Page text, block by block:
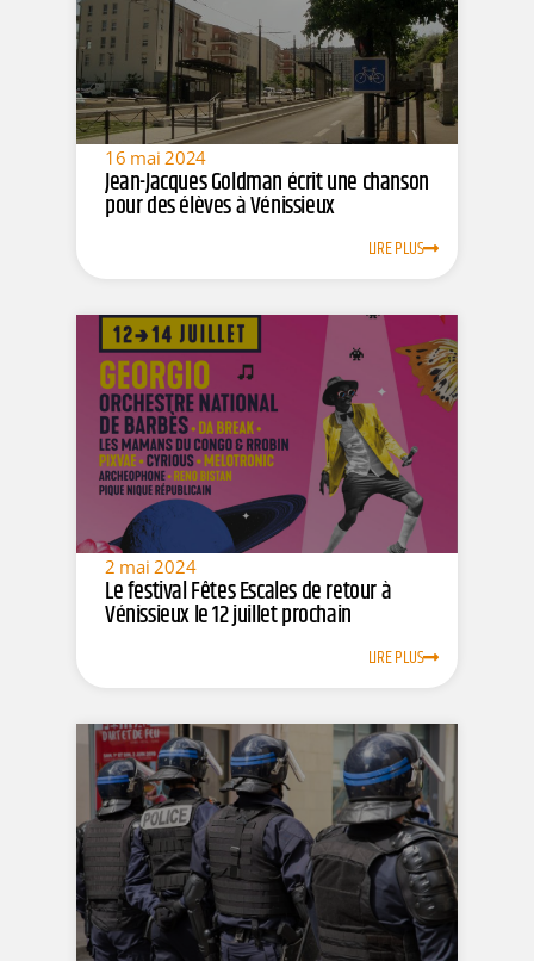
16 mai 2024
Jean-Jacques Goldman écrit une chanson
pour des élèves à Vénissieux
LIRE PLUS
2 mai 2024
Le festival Fêtes Escales de retour à
Vénissieux le 12 juillet prochain
LIRE PLUS